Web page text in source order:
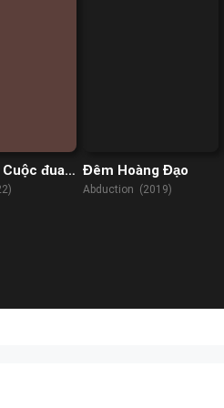
Cuộc đua
Đêm Hoàng Đạo
Abduction (2019)